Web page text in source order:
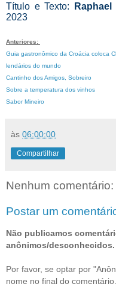
Título e Texto:
2023
Anteriores:
Guia gastronômico da Croácia coloca
lendários do mundo
Cantinho dos Amigos, Sobreiro
Sobre a temperatura dos vinhos
Sabor Mineiro
às 06:00:00
Compartilhar
Nenhum comentário:
Postar um
Não publicamos
anônimos/desconhecidos.
Por favor, se optar por
nome no final do comentário.